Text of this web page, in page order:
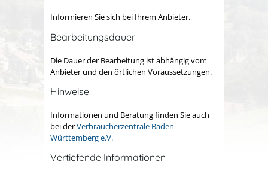
Informieren Sie sich bei Ihrem Anbieter.
Bearbeitungsdauer
Die Dauer der Bearbeitung ist abhängig vom
Anbieter und den örtlichen Voraussetzungen.
Hinweise
Informationen und Beratung finden Sie auch
bei derVerbraucherzentrale Baden-
Württemberg e.V.
Vertiefende Informationen